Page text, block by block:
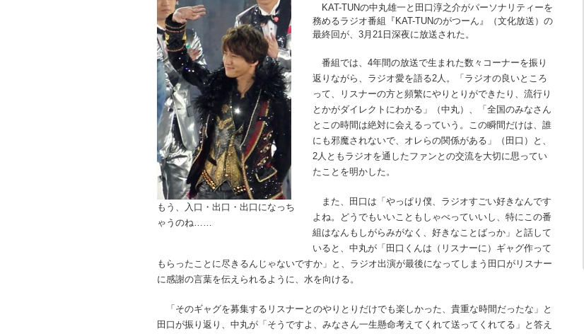
もう、入口・出口・出口になっち
ゃうのね……
KAT-TUNの中丸雄一と田口淳之介がパーソナリティーを
務めるラジオ番組『KAT-TUNのがつーん』（文化放送）の
最終回が、3月21日深夜に放送された。
番組では、4年間の放送で生まれた数々コーナーを振り
返りながら、ラジオ愛を語る2人。「ラジオの良いところ
って、リスナーの方と頻繁にやりとりができたり、流行り
とかがダイレクトにわかる」（中丸）、「全国のみなさん
とこの時間は絶対に会えるっていう。この瞬間だけは、誰
にも邪魔されないで、オレらの関係がある」（田口）と、
2人ともラジオを通したファンとの交流を大切に思ってい
たことを明かした。
また、田口は「やっぱり僕、ラジオすごい好きなんです
よね。どうでもいいこともしゃべっていいし、特にこの番
組はなんもしがらみがなく、好きなことばっか」と話して
いると、中丸が「田口くんは（リスナーに）ギャグ作って
もらったことに尽きるんじゃないですか」と、ラジオ出演が最後になってしまう田口がリスナー
に感謝の言葉を伝えられるように、水を向ける。
「そのギャグを募集するリスナーとのやりとりだけでも楽しかった、貴重な時間だったな」と
田口が振り返り、中丸が「そうですよ、みなさん一生懸命考えてくれて送ってくれてる」と答え